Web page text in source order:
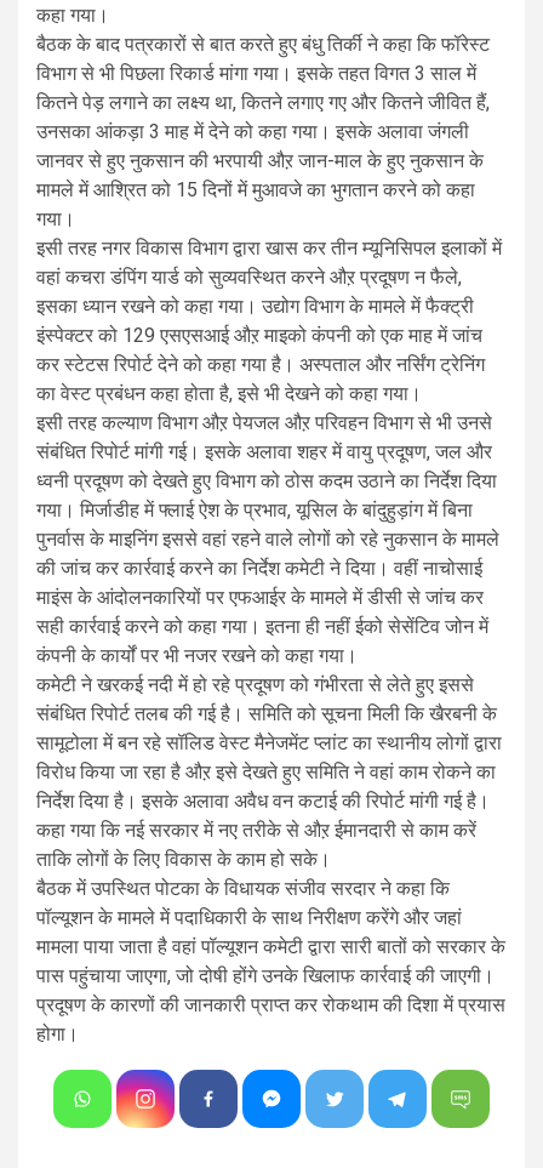
कहा गया।
बैठक के बाद पत्रकारों से बात करते हुए बंधु तिर्की ने कहा कि फॉरेस्ट
विभाग से भी पिछला रिकार्ड मांगा गया। इसके तहत विगत 3 साल में
कितने पेड़ लगाने का लक्ष्य था, कितने लगाए गए और कितने जीवित हैं,
उनसका आंकड़ा 3 माह में देने को कहा गया। इसके अलावा जंगली
जानवर से हुए नुकसान की भरपायी औऱ जान-माल के हुए नुकसान के
मामले में आश्रित को 15 दिनों में मुआवजे का भुगतान करने को कहा
गया।
इसी तरह नगर विकास विभाग द्वारा खास कर तीन म्यूनिसिपल इलाकों में
वहां कचरा डंपिंग यार्ड को सुव्यवस्थित करने औऱ प्रदूषण न फैले,
इसका ध्यान रखने को कहा गया। उद्योग विभाग के मामले में फैक्ट्री
इंस्पेक्टर को 129 एसएसआई औऱ माइको कंपनी को एक माह में जांच
कर स्टेटस रिपोर्ट देने को कहा गया है। अस्पताल और नर्सिंग ट्रेनिंग
का वेस्ट प्रबंधन कहा होता है, इसे भी देखने को कहा गया।
इसी तरह कल्याण विभाग औऱ पेयजल औऱ परिवहन विभाग से भी उनसे
संबंधित रिपोर्ट मांगी गई। इसके अलावा शहर में वायु प्रदूषण, जल और
ध्वनी प्रदूषण को देखते हुए विभाग को ठोस कदम उठाने का निर्देश दिया
गया। मिर्जाडीह में फ्लाई ऐश के प्रभाव, यूसिल के बांदुहुड़ांग में बिना
पुनर्वास के माइनिंग इससे वहां रहने वाले लोगों को रहे नुकसान के मामले
की जांच कर कार्रवाई करने का निर्देश कमेटी ने दिया। वहीं नाचोसाई
माइंस के आंदोलनकारियों पर एफआईर के मामले में डीसी से जांच कर
सही कार्रवाई करने को कहा गया। इतना ही नहीं ईको सेसेंटिव जोन में
कंपनी के कार्यों पर भी नजर रखने को कहा गया।
कमेटी ने खरकई नदी में हो रहे प्रदूषण को गंभीरता से लेते हुए इससे
संबंधित रिपोर्ट तलब की गई है। समिति को सूचना मिली कि खैरबनी के
सामूटोला में बन रहे सॉलिड वेस्ट मैनेजमेंट प्लांट का स्थानीय लोगों द्वारा
विरोध किया जा रहा है औऱ इसे देखते हुए समिति ने वहां काम रोकने का
निर्देश दिया है। इसके अलावा अवैध वन कटाई की रिपोर्ट मांगी गई है।
कहा गया कि नई सरकार में नए तरीके से औऱ ईमानदारी से काम करें
ताकि लोगों के लिए विकास के काम हो सके।
बैठक में उपस्थित पोटका के विधायक संजीव सरदार ने कहा कि
पॉल्यूशन के मामले में पदाधिकारी के साथ निरीक्षण करेंगे और जहां
मामला पाया जाता है वहां पॉल्यूशन कमेटी द्वारा सारी बातों को सरकार के
पास पहुंचाया जाएगा, जो दोषी होंगे उनके खिलाफ कार्रवाई की जाएगी।
प्रदूषण के कारणों की जानकारी प्राप्त कर रोकथाम की दिशा में प्रयास
होगा।